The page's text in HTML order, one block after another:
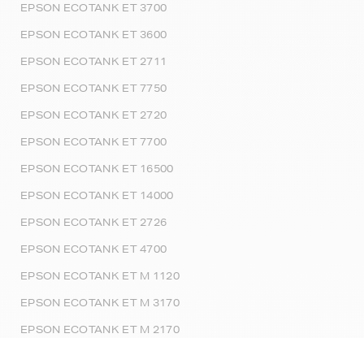
EPSON ECOTANK ET 3700
EPSON ECOTANK ET 3600
EPSON ECOTANK ET 2711
EPSON ECOTANK ET 7750
EPSON ECOTANK ET 2720
EPSON ECOTANK ET 7700
EPSON ECOTANK ET 16500
EPSON ECOTANK ET 14000
EPSON ECOTANK ET 2726
EPSON ECOTANK ET 4700
EPSON ECOTANK ET M 1120
EPSON ECOTANK ET M 3170
EPSON ECOTANK ET M 2170